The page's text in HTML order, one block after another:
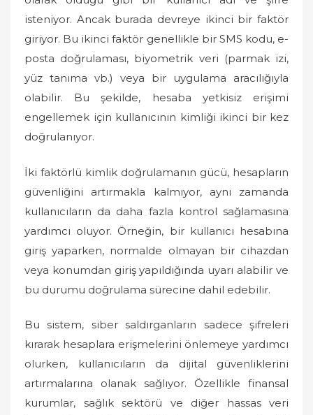
isteniyor. Ancak burada devreye ikinci bir faktör
giriyor. Bu ikinci faktör genellikle bir SMS kodu, e-
posta doğrulaması, biyometrik veri (parmak izi,
yüz tanıma vb.) veya bir uygulama aracılığıyla
olabilir. Bu şekilde, hesaba yetkisiz erişimi
engellemek için kullanıcının kimliği ikinci bir kez
doğrulanıyor.
İki faktörlü kimlik doğrulamanın gücü, hesapların
güvenliğini artırmakla kalmıyor, aynı zamanda
kullanıcıların da daha fazla kontrol sağlamasına
yardımcı oluyor. Örneğin, bir kullanıcı hesabına
giriş yaparken, normalde olmayan bir cihazdan
veya konumdan giriş yapıldığında uyarı alabilir ve
bu durumu doğrulama sürecine dahil edebilir.
Bu sistem, siber saldırganların sadece şifreleri
kırarak hesaplara erişmelerini önlemeye yardımcı
olurken, kullanıcıların da dijital güvenliklerini
artırmalarına olanak sağlıyor. Özellikle finansal
kurumlar, sağlık sektörü ve diğer hassas veri